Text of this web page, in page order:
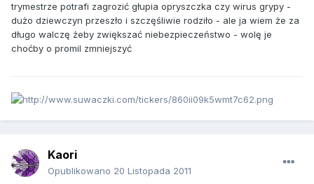
trymestrze potrafi zagrozić głupia opryszczka czy wirus grypy -
dużo dziewczyn przeszło i szczęśliwie rodziło - ale ja wiem że za
długo walczę żeby zwiększać niebezpieczeństwo - wolę je
choćby o promil zmniejszyć
Kaori
Opublikowano 20 Listopada 2011